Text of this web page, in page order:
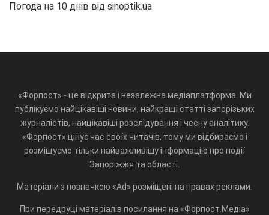
Погода на 10 днів від sinoptik.ua
«Форпост» - це відкрита і незалежна медіаплатформа. Ми
публікуємо найцікавіші новини, найкращі статті запорізьких
журналістів, найцікавіші розслідування і чесну аналітику.
«Форпост» цінує час своїх читачів, тому ми відбираємо і
розміщуємо тільки найважливішу інформацію про події
Запоріжжя та області.
Матеріали з позначкою «Ad» розміщені на правах реклами.
При передруці матеріалів посилання на «Форпост.Медіа»